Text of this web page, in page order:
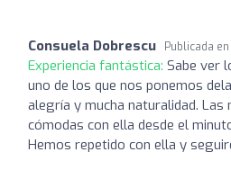
Consuela Dobrescu Publicada en
Experiencia fantástica: Sabe ver
uno de los que nos ponemos
alegría y mucha naturalidad. Las
cómodas con ella desde el
Hemos repetido con ella y